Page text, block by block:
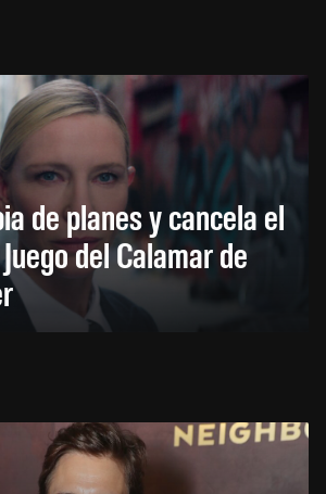
de planes y cancela el
del Calamar de